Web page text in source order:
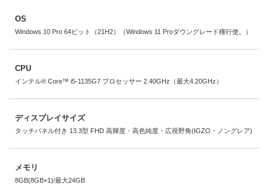
OS
Windows 10 Pro 64ビット（21H2）（Windows 11 Proダウングレード権行使。）
CPU
インテル® Core™ i5-1135G7 プロセッサー 2.40GHz（最大4.20GHz）
ディスプレイサイズ
タッチパネル付き 13.3型 FHD 高輝度・高色純度・広視野角(IGZO・ノングレア)
メモリ
8GB(8GB×1)/最大24GB